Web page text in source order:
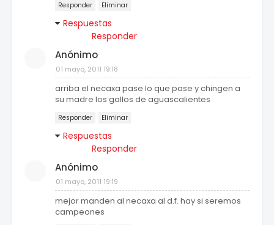
Responder Eliminar
Respuestas
Responder
Anónimo
01 mayo, 2011 19:18
arriba el necaxa pase lo que pase y chingen a
su madre los gallos de aguascalientes
Responder Eliminar
Respuestas
Responder
Anónimo
01 mayo, 2011 19:19
mejor manden al necaxa al d.f. hay si seremos
campeones